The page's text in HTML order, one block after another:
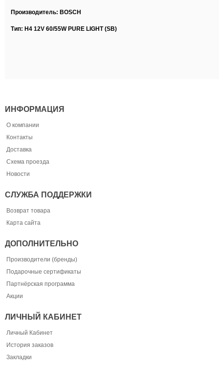
Производитель: BOSCH
Тип: H4 12V 60/55W PURE LIGHT (SB)
ИНФОРМАЦИЯ
О компании
Контакты
Доставка
Схема проезда
Новости
СЛУЖБА ПОДДЕРЖКИ
Возврат товара
Карта сайта
ДОПОЛНИТЕЛЬНО
Производители (бренды)
Подарочные сертификаты
Партнёрская программа
Акции
ЛИЧНЫЙ КАБИНЕТ
Личный Кабинет
История заказов
Закладки